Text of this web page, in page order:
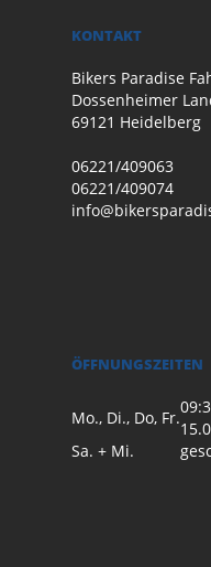
KONTAKT
Bikers Paradise
Dossenheimer
69121 Heidelberg
06221/409063
06221/409074
ÖFFNUNGSZEITEN
Mo., Di., Do, Fr.
Sa. + Mi.